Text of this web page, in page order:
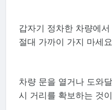
갑자기 정차한 차량에
절대 가까이 가지 마세
차량 문을 열거나 도와
시 거리를 확보하는 것